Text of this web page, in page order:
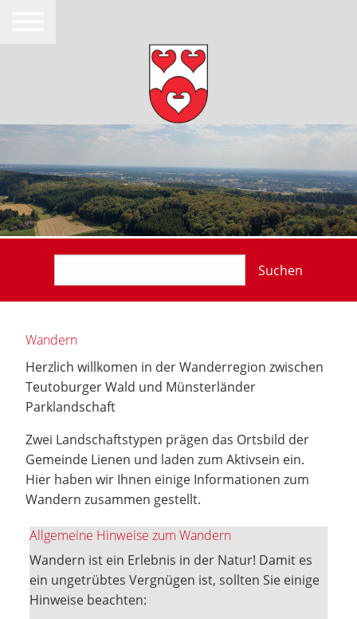
Suchen
Wandern
Herzlich willkomen in der Wanderregion zwischen
Teutoburger Wald und Münsterländer
Parklandschaft
Zwei Landschaftstypen prägen das Ortsbild der
Gemeinde Lienen und laden zum Aktivsein ein.
Hier haben wir Ihnen einige Informationen zum
Wandern zusammen gestellt.
Allgemeine Hinweise zum Wandern
Wandern ist ein Erlebnis in der Natur! Damit es
ein ungetrübtes Vergnügen ist, sollten Sie einige
Hinweise beachten: